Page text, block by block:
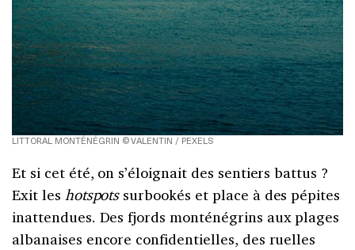
LITTORAL MONTÉNÉGRIN © VALENTIN / PEXELS
Et si cet été, on s’éloignait des sentiers battus ?
Exit les hotspotssurbookés et place à des pépites
inattendues. Des fjords monténégrins aux plages
albanaises encore confidentielles, des ruelles